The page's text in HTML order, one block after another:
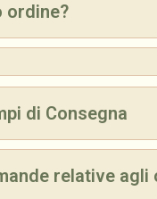
ordine?
di Consegna
relative agli